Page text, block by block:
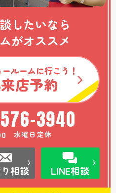
したいなら
がオススメ
ルームに行こう！
来店予約
3940
水曜日定休
相談 LINE相談